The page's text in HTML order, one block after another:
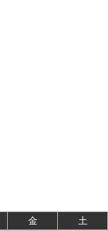
金
土